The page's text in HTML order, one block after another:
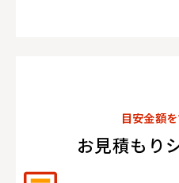
目安金額
お見積もり